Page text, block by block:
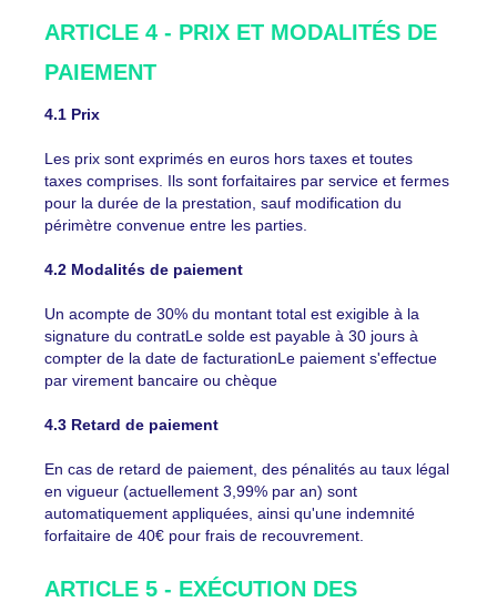
ARTICLE 4 - PRIX ET MODALITÉS DE
PAIEMENT
4.1 Prix
Les prix sont exprimés en euros hors taxes et toutes
taxes comprises. Ils sont forfaitaires par service et fermes
pour la durée de la prestation, sauf modification du
périmètre convenue entre les parties.
4.2 Modalités de paiement
Un acompte de 30% du montant total est exigible à la
signature du contratLe solde est payable à 30 jours à
compter de la date de facturationLe paiement s'effectue
par virement bancaire ou chèque
4.3 Retard de paiement
En cas de retard de paiement, des pénalités au taux légal
en vigueur (actuellement 3,99% par an) sont
automatiquement appliquées, ainsi qu'une indemnité
forfaitaire de 40€ pour frais de recouvrement.
ARTICLE 5 - EXÉCUTION DES